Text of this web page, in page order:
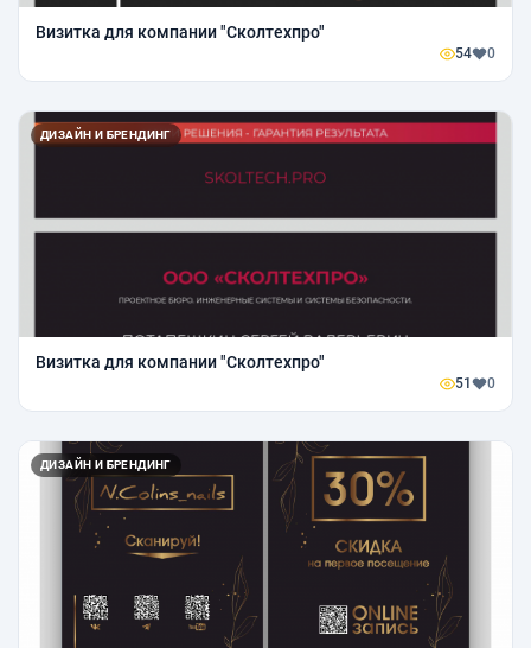
Визитка для компании "Сколтехпро"
54 0
ДИЗАЙН И БРЕНДИНГ
Визитка для компании "Сколтехпро"
51 0
ДИЗАЙН И БРЕНДИНГ